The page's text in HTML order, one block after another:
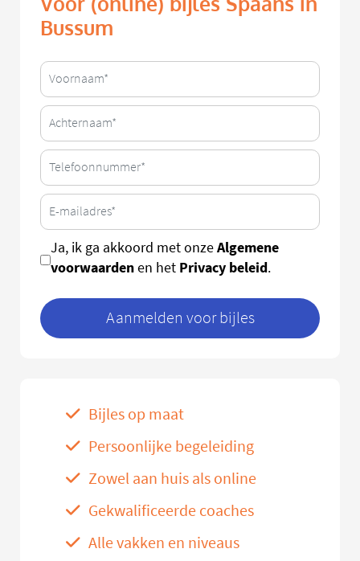
Bussum
Ja, ik ga akkoord met onzeAlgemene
voorwaardenen het Privacy beleid.
Aanmelden voor bijles
Bijles op maat
Persoonlijke begeleiding
Zowel aan huis als online
Gekwalificeerde coaches
Alle vakken en niveaus